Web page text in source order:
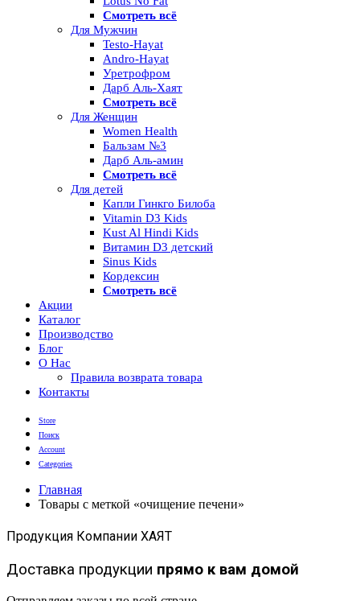
Смотреть всё
Для Мужчин
Testo-Hayat
Andro-Hayat
Уретрофром
Дарб Аль-Хаят
Смотреть всё
Для Женщин
Women Health
Бальзам №3
Дарб Аль-амин
Смотреть всё
Для детей
Капли Гинкго Билоба
Vitamin D3 Kids
Kust Al Hindi Kids
Витамин D3 детский
Sinus Kids
Кордексин
Смотреть всё
Акции
Каталог
Производство
Блог
О Нас
Правила возврата товара
Контакты
Store
Поиск
Account
Categories
Главная
Товары с меткой «очищение печени»
Продукция Компании ХАЯТ
Доставка продукции прямо к вам домой